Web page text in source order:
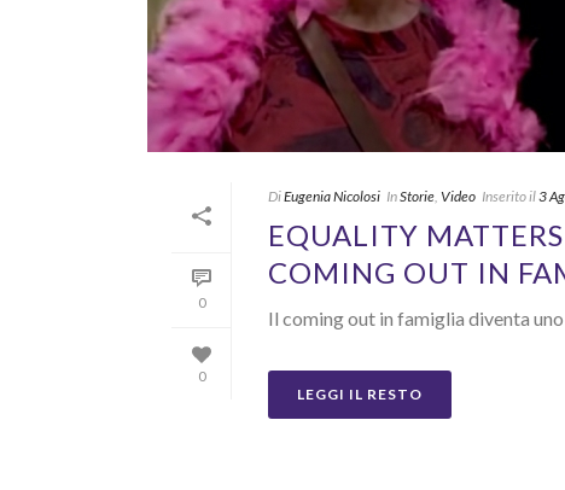
0
0
DiEugenia Nicolosi InStorie, Video Inserito il3
EQUALITY
COMING OUT IN
Il coming out in famiglia diventa
LEGGI IL RESTO